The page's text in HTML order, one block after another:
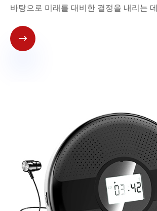
바탕으로 미래를 대비한 결정을 내리는
